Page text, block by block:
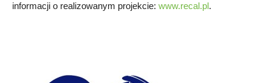
informacji o realizowanym projekcie: www.recal.pl.